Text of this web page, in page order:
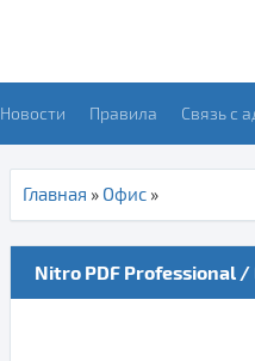
Новости Правила Связь с
Главная » Офис »
Nitro PDF Professional /